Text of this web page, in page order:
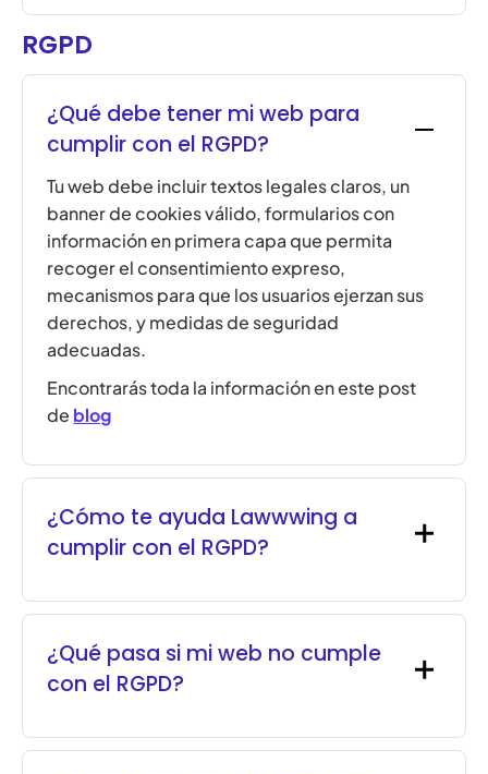
RGPD
¿Qué debe tener mi web para
cumplir con el RGPD?
Tu web debe incluir textos legales claros, un
banner de cookies válido, formularios con
información en primera capa que permita
recoger el consentimiento expreso,
mecanismos para que los usuarios ejerzan sus
derechos, y medidas de seguridad
adecuadas.
Encontrarás toda la información en este post
de blog
¿Cómo te ayuda Lawwwing a
cumplir con el RGPD?
¿Qué pasa si mi web no cumple
con el RGPD?